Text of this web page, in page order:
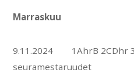
9.11.2024 1AhrB 2CDhr
seuramestaruudet